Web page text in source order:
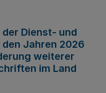
Dienst- und
Jahren 2026
weiterer
im Land